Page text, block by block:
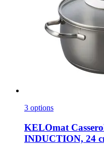
3 options
KELOmat
INDUCTION, 24